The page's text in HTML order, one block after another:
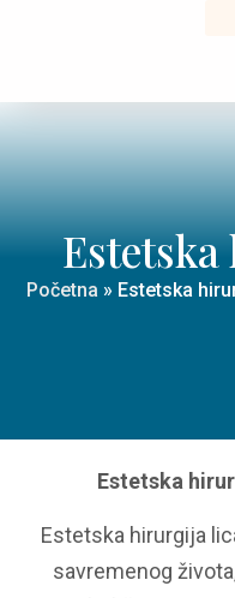
Početna » Estetska
Estetska
Estetska hirurgija
savremenog